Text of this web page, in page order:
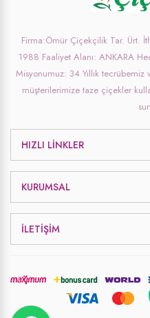
Firma:Ömür Çiçekçilik Tar. Ürt.
1988 Faaliyet Alanı: ANKARA
Misyonumuz: 34 Yıllık
müşterilerimize taze çiçekler
HIZLI LINKLER
KURUMSAL
İLETIŞIM